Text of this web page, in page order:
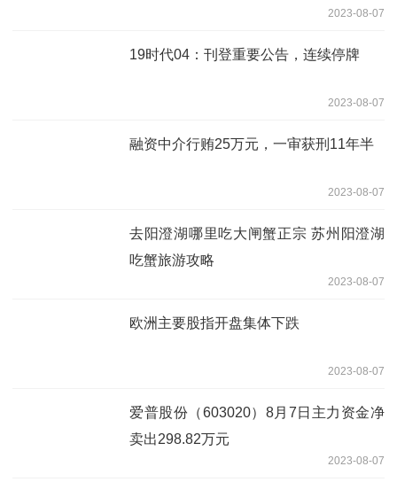
创纪录水平，令美国得克萨斯州的电网供
应紧张
2023-08-07
19时代04：刊登重要公告，连续停牌
2023-08-07
融资中介行贿25万元，一审获刑11年半
2023-08-07
去阳澄湖哪里吃大闸蟹正宗 苏州阳澄湖
吃蟹旅游攻略
2023-08-07
欧洲主要股指开盘集体下跌
2023-08-07
爱普股份（603020）8月7日主力资金净
卖出298.82万元
2023-08-07